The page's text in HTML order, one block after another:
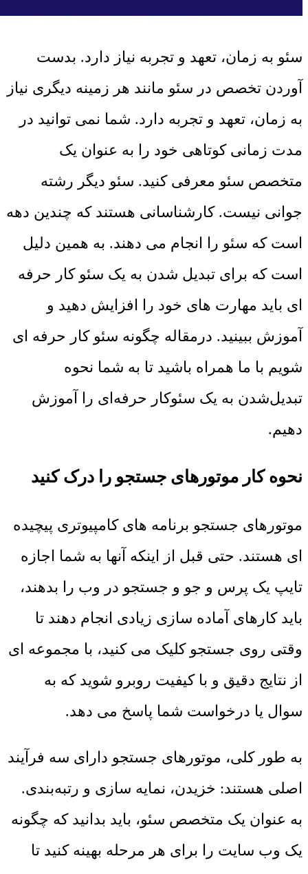
سئو به زمان، تعهد و تجربه نیاز دارد. بدست
آوردن تخصص در سئو مانند هر زمینه دیگری نیاز
به زمان، تعهد و تجربه دارد. شما نمی توانید در
مدت زمانی کوتاهی خود را به عنوان یک
متخصص سئو معرفی کنید. سئو دیگر رشته
جوانی نیست. کارشناسانی هستند که چندین دهه
است که سئو را انجام می دهند. به همین دلیل
است که برای تبدیل شدن به یک سئو کار حرفه
ای باید مهارت های خود را افزایش دهید و
آموزش ببینید. درمقاله چگونه سئو کار حرفه ای
شویم با ما همراه باشید تا به شما نحوه
تبدیل‌شدن به یک سئوکار حرفه‌ای را آموزش
دهیم.
نحوه کار موتورهای جستجو را درک کنید
موتورهای جستجو برنامه های کامپیوتری پیچیده
ای هستند. حتی قبل از اینکه آنها به شما اجازه
تایپ یک پرس و جو و جستجو در وب را بدهند،
باید کارهای آماده سازی زیادی انجام دهند تا
وقتی روی جستجو کلیک می کنید، با مجموعه ای
از نتایج دقیق و با کیفیت روبرو شوید که به
سوال یا درخواست شما پاسخ می دهد.
به طور کلی، موتورهای جستجو دارای سه فرآیند
اصلی هستند: خزیدن، نمایه سازی و رتبه‌بندی.
به عنوان یک متخصص سئو، باید بدانید که چگونه
یک وب سایت را برای هر مرحله بهینه کنید تا